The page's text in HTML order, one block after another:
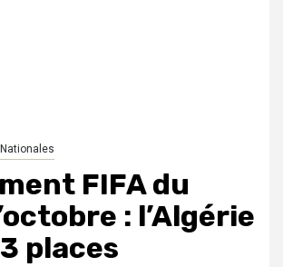
FIFA du
: l’Algérie
places